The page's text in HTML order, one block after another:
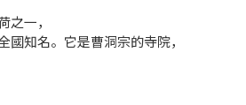
之一，
國知名。它是曹洞宗的寺院，